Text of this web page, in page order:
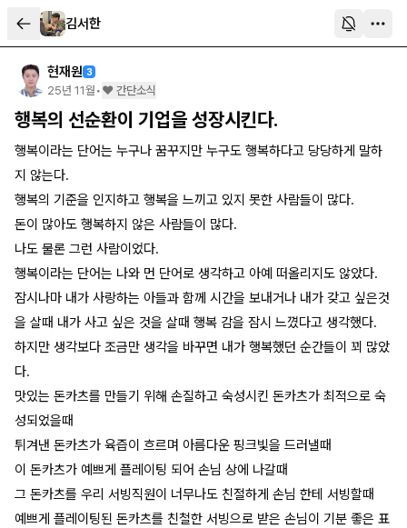
김서한
현재원 3
25년 11월 • ❤️ 간단소식
행복의 선순환이 기업을 성장시킨다.
행복이라는 단어는 누구나 꿈꾸지만 누구도 행복하다고 당당하게 말하
지 않는다.
행복의 기준을 인지하고 행복을 느끼고 있지 못한 사람들이 많다.
돈이 많아도 행복하지 않은 사람들이 많다.
나도 물론 그런 사람이었다.
행복이라는 단어는 나와 먼 단어로 생각하고 아예 떠올리지도 않았다.
잠시나마 내가 사랑하는 아들과 함께 시간을 보내거나 내가 갖고 싶은것
을 살때 내가 사고 싶은 것을 살때 행복 감을 잠시 느꼈다고 생각했다.
하지만 생각보다 조금만 생각을 바꾸면 내가 행복했던 순간들이 꾀 많았
다.
맛있는 돈카츠를 만들기 위해 손질하고 숙성시킨 돈카츠가 최적으로 숙
성되었을때
튀겨낸 돈카츠가 육즙이 흐르며 아름다운 핑크빛을 드러낼때
이 돈카츠가 예쁘게 플레이팅 되어 손님 상에 나갈때
그 돈카츠를 우리 서빙직원이 너무나도 친절하게 손님 한테 서빙할때
예쁘게 플레이팅된 돈카츠를 친철한 서빙으로 받은 손님이 기분 좋은 표